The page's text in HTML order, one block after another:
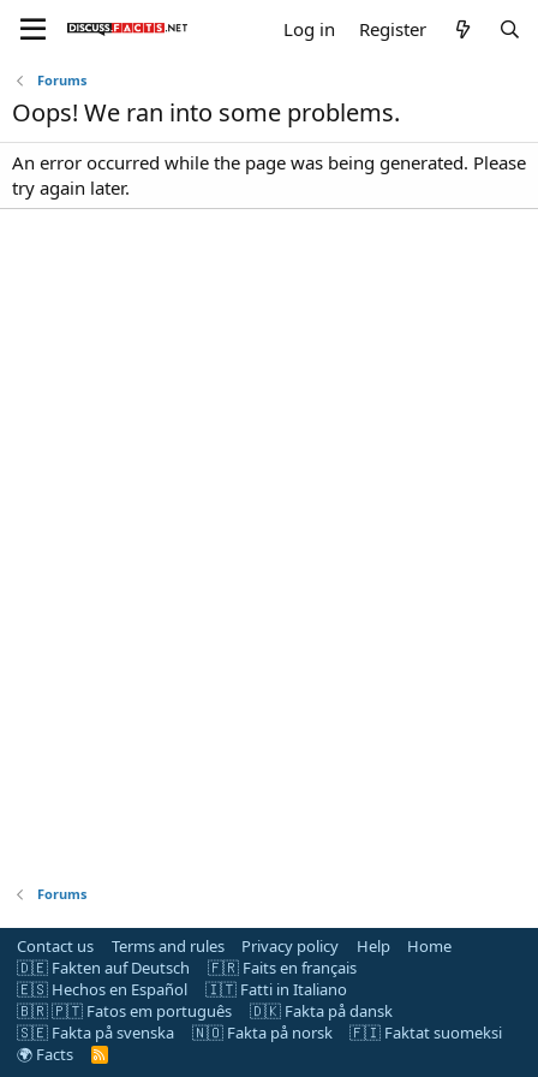
Log in Register
Forums
Oops! We ran into some problems.
An error occurred while the page was being generated. Please
try again later.
Forums
Contact us Terms and rules Privacy policy Help
Home
🇩🇪 Fakten auf Deutsch
🇫🇷 Faits en français
🇪🇸 Hechos en Español
🇮🇹 Fatti in Italiano
🇧🇷 🇵🇹 Fatos em português
🇩🇰 Fakta på dansk
🇸🇪 Fakta på svenska
🇳🇴 Fakta på norsk
🇫🇮 Faktat suomeksi
🌍 Facts
R